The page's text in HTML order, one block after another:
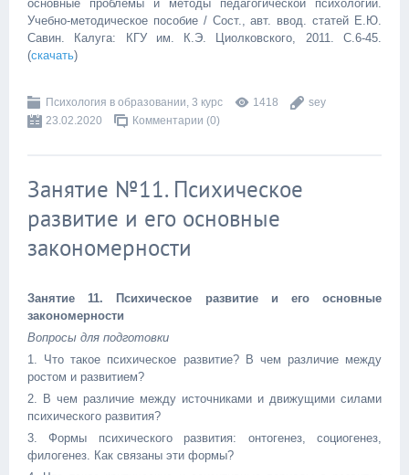
основные проблемы и методы педагогической психологии.
Учебно-методическое пособие / Сост., авт. ввод. статей Е.Ю.
Савин. Калуга: КГУ им. К.Э. Циолковского, 2011. С.6-45.
(скачать)
Психология в образовании, 3 курс 1418
sey
23.02.2020
Комментарии (0)
Занятие №11. Психическое
развитие и его основные
закономерности
Занятие 11. Психическое развитие и его основные
закономерности
Вопросы для подготовки
1. Что такое психическое развитие? В чем различие между
ростом и развитием?
2. В чем различие между источниками и движущими силами
психического развития?
3. Формы психического развития: онтогенез, социогенез,
филогенез. Как связаны эти формы?